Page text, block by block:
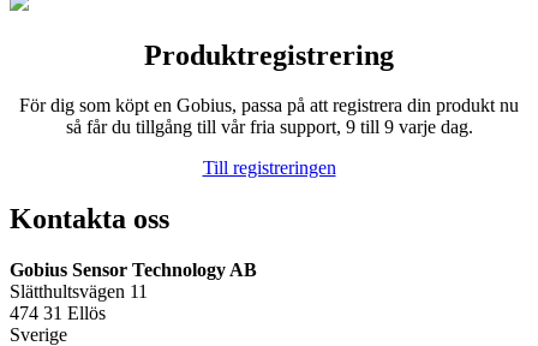
Produktregistrering
För dig som köpt en Gobius, passa på att registrera din produkt nu
så får du tillgång till vår fria support, 9 till 9 varje dag.
Till registreringen
Kontakta oss
Gobius Sensor Technology AB
Slätthultsvägen 11
474 31 Ellös
Sverige